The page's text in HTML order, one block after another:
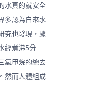
水真的就安全
多認為自來水
究也發現，颱
經煮沸5分
氯甲烷的總去
然而人體組成